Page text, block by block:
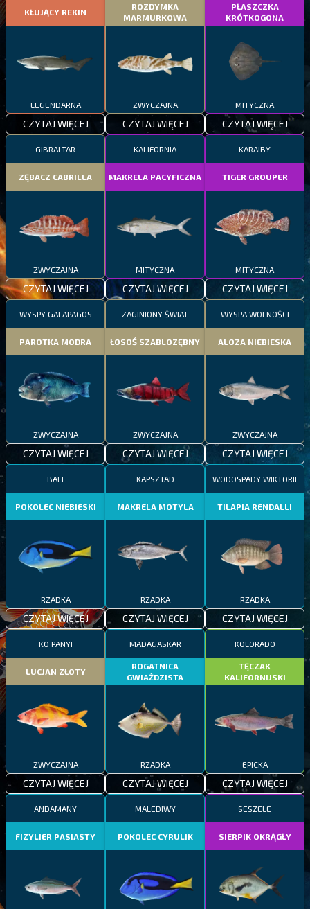
KŁUJĄCY REKIN
LEGENDARNA
CZYTAJ WIĘCEJ
ROZDYMKA
MARMURKOWA
ZWYCZAJNA
CZYTAJ WIĘCEJ
PŁASZCZKA
KRÓTKOGONA
MITYCZNA
CZYTAJ WIĘCEJ
GIBRALTAR
ZĘBACZ CABRILLA
ZWYCZAJNA
CZYTAJ WIĘCEJ
KALIFORNIA
MAKRELA PACYFICZNA
MITYCZNA
CZYTAJ WIĘCEJ
KARAIBY
TIGER GROUPER
MITYCZNA
CZYTAJ WIĘCEJ
WYSPY GALAPAGOS
PAROTKA MODRA
ZWYCZAJNA
CZYTAJ WIĘCEJ
ZAGINIONY ŚWIAT
ŁOSOŚ SZABLOZĘBNY
ZWYCZAJNA
CZYTAJ WIĘCEJ
WYSPA WOLNOŚCI
ALOZA NIEBIESKA
ZWYCZAJNA
CZYTAJ WIĘCEJ
BALI
POKOLEC NIEBIESKI
RZADKA
CZYTAJ WIĘCEJ
KAPSZTAD
MAKRELA MOTYLA
RZADKA
CZYTAJ WIĘCEJ
WODOSPADY WIKTORII
TILAPIA RENDALLI
RZADKA
CZYTAJ WIĘCEJ
KO PANYI
LUCJAN ZŁOTY
ZWYCZAJNA
CZYTAJ WIĘCEJ
MADAGASKAR
ROGATNICA
GWIAŹDZISTA
RZADKA
CZYTAJ WIĘCEJ
KOLORADO
TĘCZAK
KALIFORNIJSKI
EPICKA
CZYTAJ WIĘCEJ
ANDAMANY
FIZYLIER PASIASTY
MALEDIWY
POKOLEC CYRULIK
SESZELE
SIERPIK OKRĄGŁY